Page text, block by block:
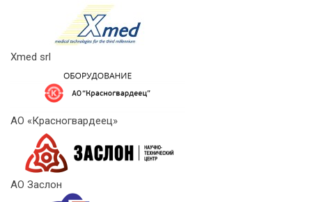
Xmed srl
АО «Красногвардеец»
АО Заслон